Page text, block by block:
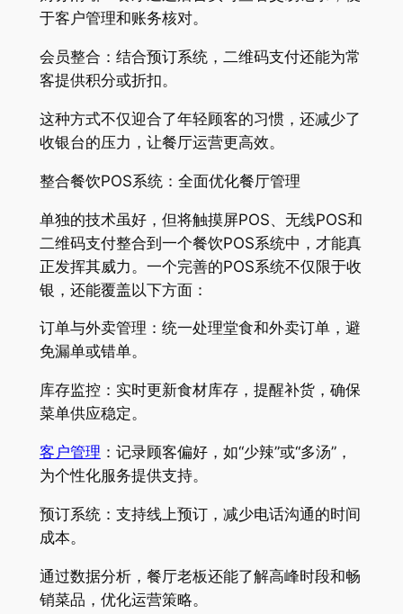
于客户管理和账务核对。
会员整合：结合预订系统，二维码支付还能为常
客提供积分或折扣。
这种方式不仅迎合了年轻顾客的习惯，还减少了
收银台的压力，让餐厅运营更高效。
整合餐饮POS系统：全面优化餐厅管理
单独的技术虽好，但将触摸屏POS、无线POS和
二维码支付整合到一个餐饮POS系统中，才能真
正发挥其威力。一个完善的POS系统不仅限于收
银，还能覆盖以下方面：
订单与外卖管理：统一处理堂食和外卖订单，避
免漏单或错单。
库存监控：实时更新食材库存，提醒补货，确保
菜单供应稳定。
客户管理 ：记录顾客偏好，如“少辣”或“多汤”，
为个性化服务提供支持。
预订系统：支持线上预订，减少电话沟通的时间
成本。
通过数据分析，餐厅老板还能了解高峰时段和畅
销菜品，优化运营策略。